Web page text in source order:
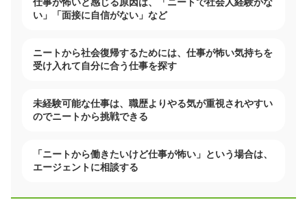
仕事が怖いと感じる原因は、「ニートで社会人経験がな
い」「面接に自信がない」など
ニートから社会復帰するためには、仕事が怖い気持ちを
受け入れて自分に合う仕事を探す
未経験可能な仕事は、職歴よりやる気が重視されやすい
のでニートから挑戦できる
「ニートから働きたいけど仕事が怖い」という場合は、
エージェントに相談する